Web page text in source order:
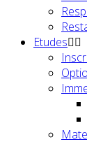
Etudes